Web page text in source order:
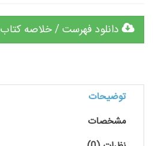
دانلود فهرست / خلاصه کتاب
توضیحات
مشخصات